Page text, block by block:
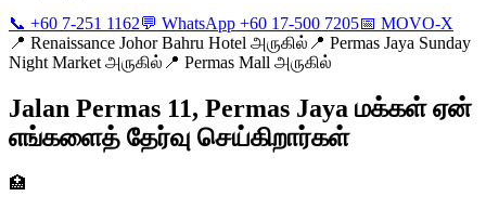
📞 +60 7-251 1162💬 WhatsApp +60 17-500 7205📅 MOVO-X
📍 Renaissance Johor Bahru Hotel அருகில் 📍 Permas Jaya Sunday
Night Market அருகில் 📍 Permas Mall அருகில்
Jalan Permas 11, Permas Jaya மக்கள் ஏன்
எங்களைத் தேர்வு செய்கிறார்கள்
🏥